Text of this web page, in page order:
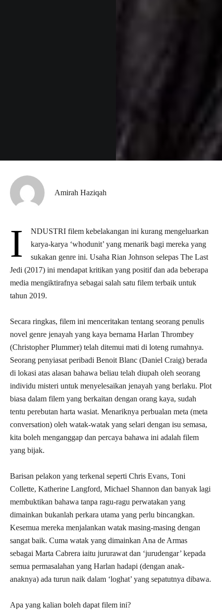
Amirah Haziqah
I
NDUSTRI filem kebelakangan ini kurang mengeluarkan
karya-karya ‘whodunit’ yang menarik bagi mereka yang
sukakan genre ini. Usaha Rian Johnson selepas The Last
Jedi (2017) ini mendapat kritikan yang positif dan ada beberapa
media mengiktirafnya sebagai salah satu filem terbaik untuk
tahun 2019.
Secara ringkas, filem ini menceritakan tentang seorang penulis
novel genre jenayah yang kaya bernama Harlan Thrombey
(Christopher Plummer) telah ditemui mati di loteng rumahnya.
Seorang penyiasat peribadi Benoit Blanc (Daniel Craig) berada
di lokasi atas alasan bahawa beliau telah diupah oleh seorang
individu misteri untuk menyelesaikan jenayah yang berlaku. Plot
biasa dalam filem yang berkaitan dengan orang kaya, sudah
tentu perebutan harta wasiat. Menariknya perbualan meta (meta
conversation) oleh watak-watak yang selari dengan isu semasa,
kita boleh menganggap dan percaya bahawa ini adalah filem
yang bijak.
Barisan pelakon yang terkenal seperti Chris Evans, Toni
Collette, Katherine Langford, Michael Shannon dan banyak lagi
membuktikan bahawa tanpa ragu-ragu perwatakan yang
dimainkan bukanlah perkara utama yang perlu bincangkan.
Kesemua mereka menjalankan watak masing-masing dengan
sangat baik. Cuma watak yang dimainkan Ana de Armas
sebagai Marta Cabrera iaitu jururawat dan ‘jurudengar’ kepada
semua permasalahan yang Harlan hadapi (dengan anak-
anaknya) ada turun naik dalam ‘loghat’ yang sepatutnya dibawa.
Apa yang kalian boleh dapat filem ini?